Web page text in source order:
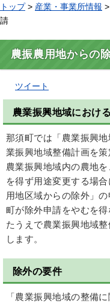
トップ> 産業・事業所情報 >
請
農振農用地からの
ツイート
農業振興地域におけ
那須町では「農業振興
業振興地域整備計画を策
農業振興地域内の農地
を得ず用途変更する場
用地区域からの除外」の
町が除外申請をやむを
たうえで農業振興地域
します。
除外の要件
「農業振興地域の整備